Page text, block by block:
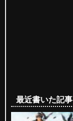
最近書いた記事